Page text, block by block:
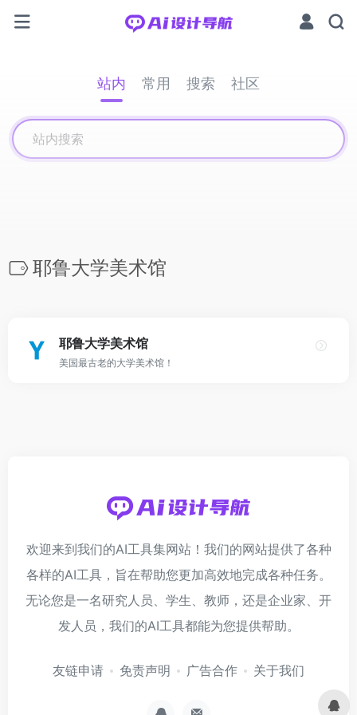
站内 常用 搜索 社区
耶鲁大学美术馆
耶鲁大学美术馆
美国最古老的大学美术馆！
欢迎来到我们的AI工具集网站！我们的网站提供了各种
各样的AI工具，旨在帮助您更加高效地完成各种任务。
无论您是一名研究人员、学生、教师，还是企业家、开
发人员，我们的AI工具都能为您提供帮助。
友链申请 免责声明 广告合作 关于我们